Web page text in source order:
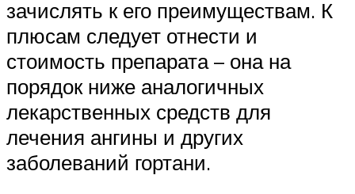
зачислять к его преимуществам. К
плюсам следует отнести и
стоимость препарата – она на
порядок ниже аналогичных
лекарственных средств для
лечения ангины и других
заболеваний гортани.